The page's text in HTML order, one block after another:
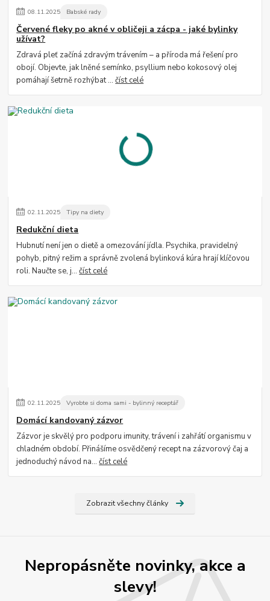
08.11.2025 Babské rady
Červené fleky po akné v obličeji a zácpa - jaké bylinky
užívat?
Zdravá pleť začíná zdravým trávením – a příroda má řešení pro
obojí. Objevte, jak lněné semínko, psyllium nebo kokosový olej
pomáhají šetrně rozhýbat ...číst celé
02.11.2025 Tipy na diety
Redukční dieta
Hubnutí není jen o dietě a omezování jídla. Psychika, pravidelný
pohyb, pitný režim a správně zvolená bylinková kúra hrají klíčovou
roli. Naučte se, j...číst celé
02.11.2025 Vyrobte si doma sami - bylinný receptář
Domácí kandovaný zázvor
Zázvor je skvělý pro podporu imunity, trávení i zahřátí organismu v
chladném období. Přinášíme osvědčený recept na zázvorový čaj a
jednoduchý návod na...číst celé
Zobrazit všechny články
Nepropásněte novinky, akce a
slevy!